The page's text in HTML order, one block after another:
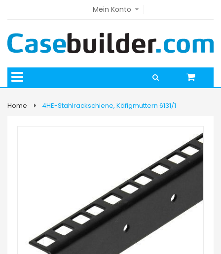
Mein Konto
Home 4HE-Stahlrackschiene, Käfigmuttern 6131/1